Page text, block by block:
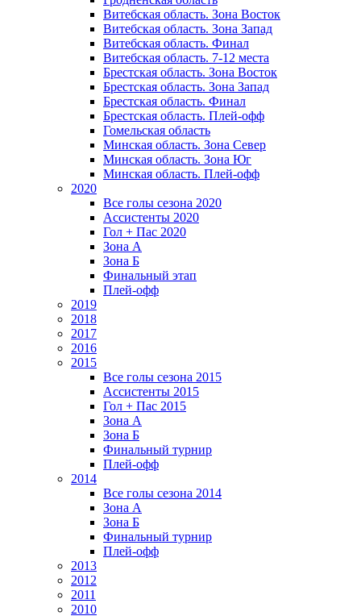
Витебская область. Зона Восток
Витебская область. Зона Запад
Витебская область. Финал
Витебская область. 7-12 места
Брестская область. Зона Восток
Брестская область. Зона Запад
Брестская область. Финал
Брестская область. Плей-офф
Гомельская область
Минская область. Зона Север
Минская область. Зона Юг
Минская область. Плей-офф
2020
Все голы сезона 2020
Ассистенты 2020
Гол + Пас 2020
Зона А
Зона Б
Финальный этап
Плей-офф
2019
2018
2017
2016
2015
Все голы сезона 2015
Ассистенты 2015
Гол + Пас 2015
Зона А
Зона Б
Финальный турнир
Плей-офф
2014
Все голы сезона 2014
Зона А
Зона Б
Финальный турнир
Плей-офф
2013
2012
2011
2010